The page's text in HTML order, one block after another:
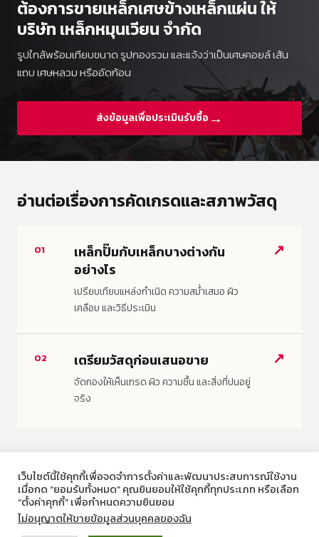
ต้องการขายเหล็กเศษข้างเหล็กแผ่น ให้
บริษัท เหล็กหมุนเวียน จำกัด
รูปใกล้พร้อมเทียบขนาด รูปกองรวม และแจ้งว่าเป็นเศษคอยล์ เส้น
แถบ เศษหลวม หรืออัดก้อน
ส่งข้อมูลเพื่อประเมินรับซื้อ→
อ่านต่อเรื่องการคัดเกรดและสภาพวัสดุ
01
เหล็กปั๊มกับเหล็กบางต่างกัน
อย่างไร
เปรียบเทียบแหล่งกำเนิด ความสม่ำเสมอ ผิว
เคลือบ และวิธีประเมิน
↗
02 เตรียมวัสดุก่อนเสนอขาย
จัดกองให้เห็นเกรด ผิว ความชื้น และสิ่งที่ปนอยู่
จริง
↗
เว็บไซต์นี้ใช้คุกกี้เพื่อจดจำการตั้งค่าและพัฒนาประสบการณ์ใช้งาน
เมื่อกด “ยอมรับทั้งหมด” คุณยินยอมให้ใช้คุกกี้ทุกประเภท หรือเลือก
“ตั้งค่าคุกกี้” เพื่อกำหนดความยินยอม
ไม่อนุญาตให้ขายข้อมูลส่วนบุคคลของฉัน